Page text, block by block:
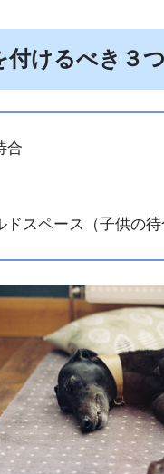
付けるべき３
合
ドスペース（子供の待